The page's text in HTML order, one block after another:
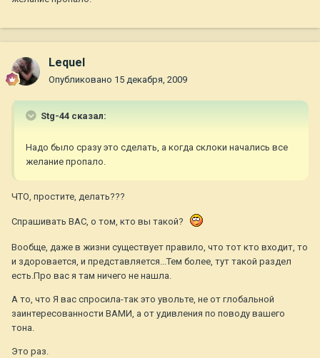
Lequel
Опубликовано 15 декабря, 2009
Stg-44 сказал:
Надо было сразу это сделать, а когда склоки начались все
желание пропало.
ЧТО, простите, делать???
Спрашивать ВАС, о том, кто вы такой?
Вообще, даже в жизни существует правило, что тот кто входит, то
и здоровается, и представляется...Тем более, тут такой раздел
есть.Про вас я там ничего не нашла.
А то, что Я вас спросила-так это увольте, не от глобальной
заинтересованности ВАМИ, а от удивления по поводу вашего
тона.
Это раз.